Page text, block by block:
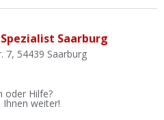
Saarburg
7, 54439 Saarburg
oder Hilfe?
Ihnen weiter!